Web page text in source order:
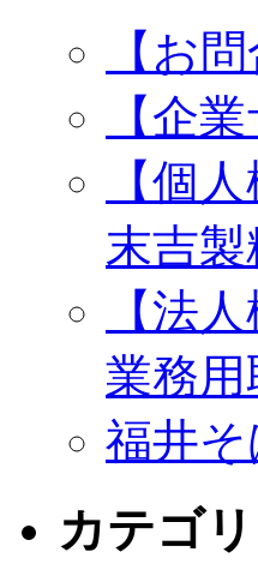
【お
【企
【個
末吉製
【法
業務用
福井
カテゴ